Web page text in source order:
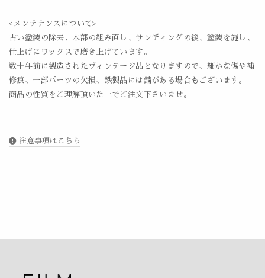
<メンテナンスについて>
古い塗装の除去、木部の組み直し、サンディングの後、塗装を施し、
仕上げにワックスで磨き上げています。
数十年前に製造されたヴィンテージ品となりますので、細かな傷や補
修痕、一部パーツの欠損、鉄製品には錆がある場合もございます。
商品の性質をご理解頂いた上でご注文下さいませ。
注意事項はこちら